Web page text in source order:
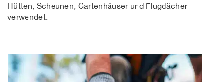
Hütten, Scheunen, Gartenhäuser und Flugdächer
verwendet.